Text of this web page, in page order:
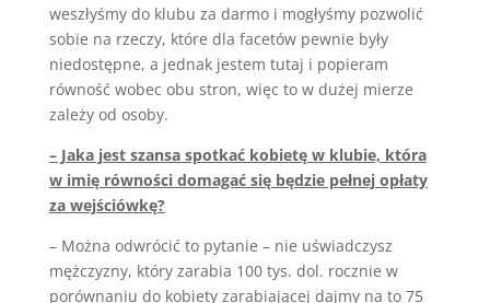
weszłyśmy do klubu za darmo i mogłyśmy pozwolić
sobie na rzeczy, które dla facetów pewnie były
niedostępne, a jednak jestem tutaj i popieram
równość wobec obu stron, więc to w dużej mierze
zależy od osoby.
– Jaka jest szansa spotkać kobietę w klubie, która
w imię równości domagać się będzie pełnej opłaty
za wejściówkę?
– Można odwrócić to pytanie – nie uświadczysz
mężczyzny, który zarabia 100 tys. dol. rocznie w
porównaniu do kobiety zarabiającej dajmy na to 75